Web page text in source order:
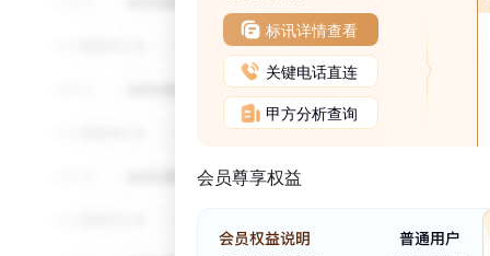
标讯详情查看
关键电话直连
甲方分析查询
会员尊享权益